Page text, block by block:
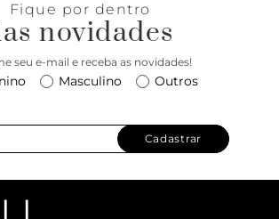
Fique por dentro
novidades
seu e-mail e receba as novidades!
Masculino Outros
Cadastrar